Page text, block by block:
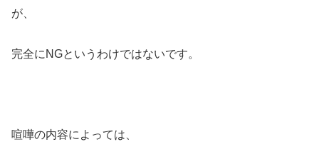
が、
完全にNGというわけではないです。
喧嘩の内容によっては、